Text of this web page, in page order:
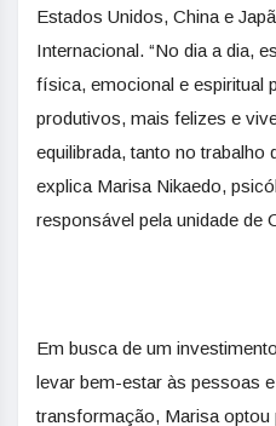
Estados Unidos, China e
Internacional. “No dia a dia,
física, emocional e espiritual
produtivos, mais felizes e
equilibrada, tanto no trabalho
explica Marisa Nikaedo,
responsável pela unidade de
Em busca de um
levar bem-estar às pessoas
transformação, Marisa optou